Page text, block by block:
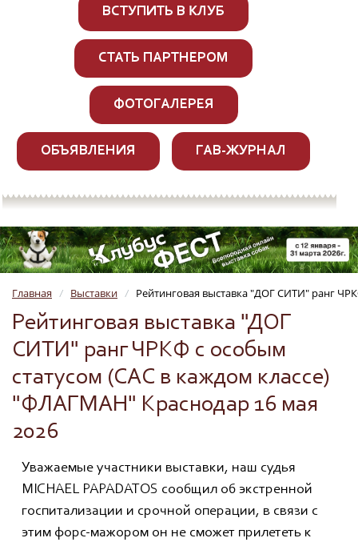
ВСТУПИТЬ В КЛУБ
СТАТЬ ПАРТНЕРОМ
ФОТОГАЛЕРЕЯ
ОБЪЯВЛЕНИЯ ГАВ-ЖУРНАЛ
Главная / Выставки / Рейтинговая выставка "ДОГ СИТИ" ранг
Рейтинговая выставка "ДОГ
СИТИ" ранг ЧРКФ с особым
статусом (САС в каждом классе)
"ФЛАГМАН" Краснодар 16 мая
2026
Уважаемые участники выставки, наш судья
MICHAEL PAPADATOS сообщил об экстренной
госпитализации и срочной операции, в связи с
этим форс-мажором он не сможет прилететь к